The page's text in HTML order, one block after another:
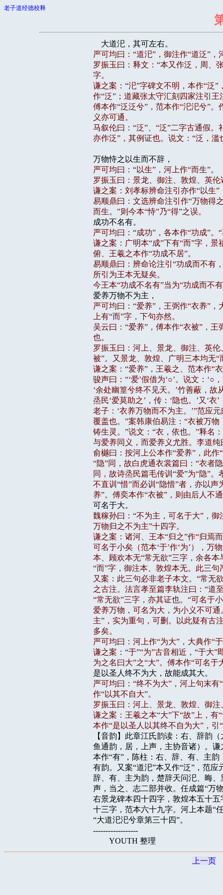
老子道经德校释
严可均曰：“道汜”，御注作“道泛”，
罗振玉曰：释文：“本又作泛，周、
字。
谦之案：“汜”字碑文不明，本作“泛”
作“泛”；道藏张太守汇刻四家注引王
傅本作“泛泛兮”，范本作“汜汜兮”。
义亦可通。
马叙伦曰：“泛”、“泛”二字古通假
严可均曰：“以生”，河上作“而生”。
罗振玉曰：景龙、御注、敦煌、英伦
谦之案：刘孝标辨命注引亦作“以生
易顺鼎曰：文选辨命注引作“万物得
而生。”则今本“恃”乃“得”之误。
严可均曰：“成功”，各本作“功成”
谦之案：广明本“成”下有“而”字，
俯、王羲之本作“功成不居”。
易顺鼎曰：辨命论注引“功成而不有
所引为王本无疑矣。
今王本“功成不名有”当为“功成而不
严可均曰：“爱养”，王弼作“衣养”，
上有“而”字，下句亦然。
吴云曰：“爱养”，傅本作“衣被”，王
也。
罗振玉曰：河上、景龙、御注、英
被”。又景龙、敦煌、广明三本均无“
谦之案：“爱养”，王羲之、范本作“
骏声曰：“‘爱’假借为‘○’。说文：‘○
‘余处幽篁兮终不见天。’竹善蔽，故
烝民‘爱莫助之’，传：‘隐也。’又‘衣
老子：‘衣养万物而不为主。’”范应
覆盖也。”案韩康伯易注：“衣被万
铸生灵。”说文：“衣，依也。”释名
与爱养同义，而爱养义尤胜。李道
俞樾曰：按河上公本作“爱养”，此
“隐”同，故白虎通衣裳篇曰：“衣者
同，故诗烝民篇毛传训“爱”为“隐”
不直训“惜”而必训“隐惜”者，亦以
养”。傅奕本作“衣被”，则由后人不
魏稼孙曰：“不为主，可名于大”，御
万物归之不为主”十四字。
谦之案：诸河、王本“归之”作“归焉
可名于小矣（范本‘于’作‘为’），万
本、顾欢本无“常无欲”三字，余各
“而”字，御注本、敦煌本无。此三句
又案：此三句必非老子本文。“常无
之古注。法言孝至篇李轨注曰：“道
“常无欲”三字，亦其证也。“可名于
爱养万物，可名为大，为小义不可
主”，实为重句，可删。以此疑有古
多矣。
严可均曰：河上作“为大”，大典作“
谦之案：“于”“为”古音相近，“于大”
为之名曰大”之“大”。傅本作“可名
严可均曰：“终不为大”，河上句末
作“以其不自大”。
罗振玉曰：河上、景龙、敦煌、御
谦之案：王羲之本“大”下“故”上，
本作“是以圣人以其终不自为大”，引
【音韵】此章江氏韵读：右、辞韵
鱼通韵，居，上声，主协音诸）。
本作“有”，陈柱：右、辞、有、主
有韵。又案“道汜”本又作“泛”，范
辞、有、主为韵，楚辞天问汜、晦
声，当之、志二部并收。任成篇“万
右景龙碑本四十四字，敦煌本五十
十三字，范本六十九字。河上本题“
“大道汜汜兮章第三十四”。
------------------
上一页